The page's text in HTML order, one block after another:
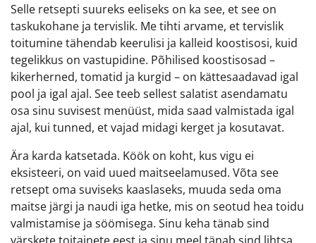
Selle retsepti suureks eeliseks on ka see, et see on
taskukohane ja tervislik. Me tihti arvame, et tervislik
toitumine tähendab keerulisi ja kalleid koostisosi, kuid
tegelikkus on vastupidine. Põhilised koostisosad –
kikerherned, tomatid ja kurgid – on kättesaadavad igal
pool ja igal ajal. See teeb sellest salatist asendamatu
osa sinu suvisest menüüst, mida saad valmistada igal
ajal, kui tunned, et vajad midagi kerget ja kosutavat.
Ära karda katsetada. Köök on koht, kus vigu ei
eksisteeri, on vaid uued maitseelamused. Võta see
retsept oma suviseks kaaslaseks, muuda seda oma
maitse järgi ja naudi iga hetke, mis on seotud hea toidu
valmistamise ja söömisega. Sinu keha tänab sind